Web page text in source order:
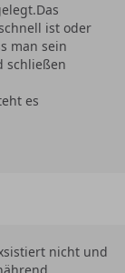
ist oder
man sein
schließen
es
nicht und